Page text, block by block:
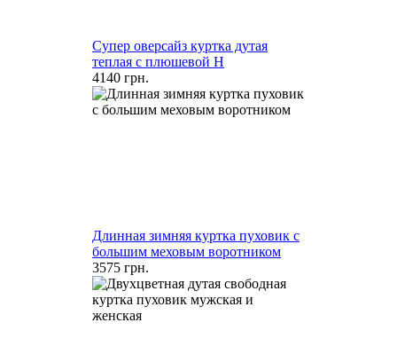
Супер оверсайз куртка дутая
теплая с плюшевой H
4140 грн.
Длинная зимняя куртка пуховик с
большим меховым воротником
3575 грн.